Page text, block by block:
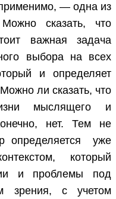
— одна из
сказать, что
важная задача
выбора на всех
и определяет
ли сказать, что
мыслящего и
нет. Тем не
определяется уже
который
и проблемы под
зрения, с учетом